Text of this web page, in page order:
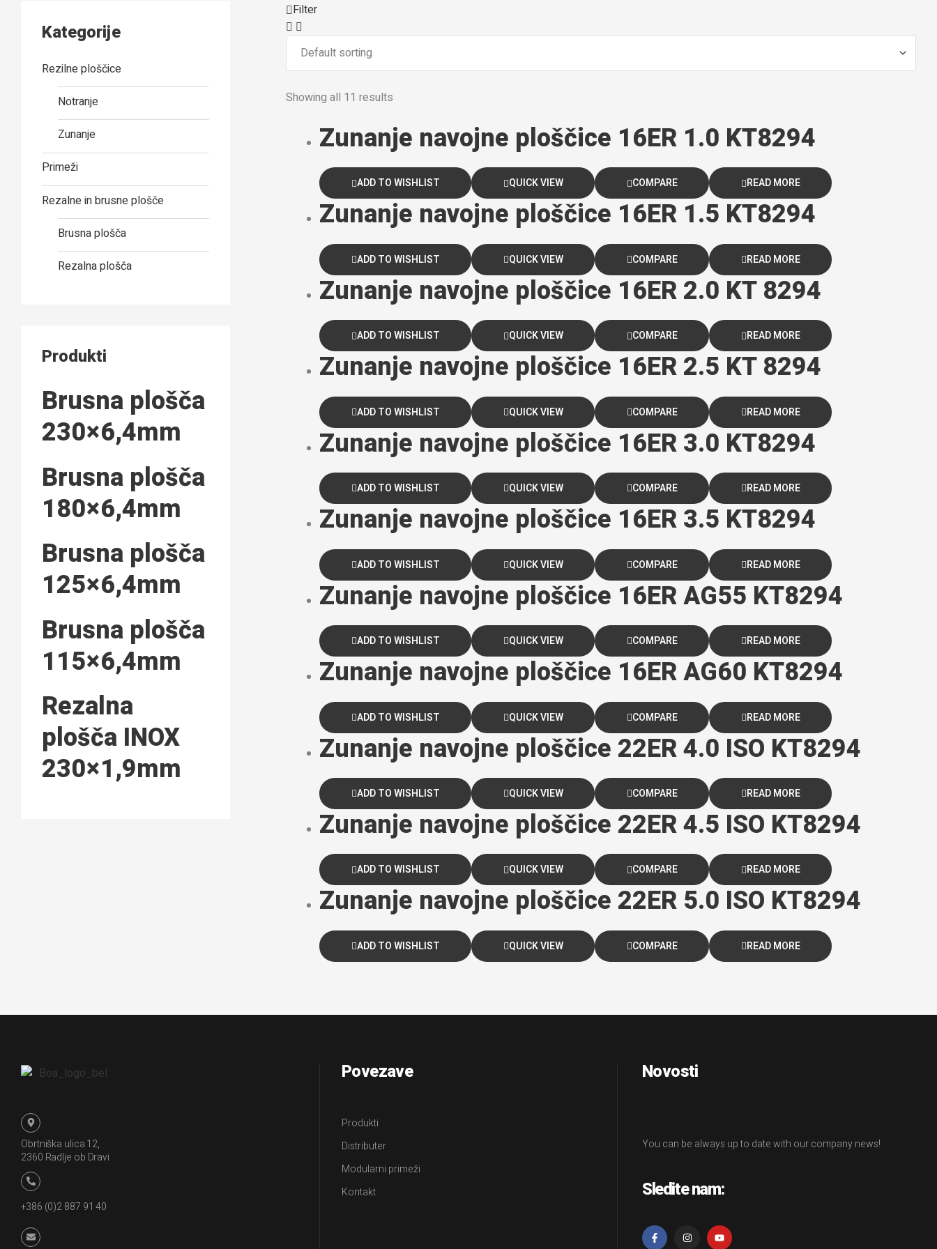
Filter
Showing all 11 results
Zunanje navojne ploščice 16ER 1.0 KT8294
ADD TO WISHLIST QUICK VIEW COMPARE READ MORE
Zunanje navojne ploščice 16ER 1.5 KT8294
ADD TO WISHLIST QUICK VIEW COMPARE READ MORE
Zunanje navojne ploščice 16ER 2.0 KT 8294
ADD TO WISHLIST QUICK VIEW COMPARE READ MORE
Zunanje navojne ploščice 16ER 2.5 KT 8294
ADD TO WISHLIST QUICK VIEW COMPARE READ MORE
Zunanje navojne ploščice 16ER 3.0 KT8294
ADD TO WISHLIST QUICK VIEW COMPARE READ MORE
Zunanje navojne ploščice 16ER 3.5 KT8294
ADD TO WISHLIST QUICK VIEW COMPARE READ MORE
Zunanje navojne ploščice 16ER AG55 KT8294
ADD TO WISHLIST QUICK VIEW COMPARE READ MORE
Zunanje navojne ploščice 16ER AG60 KT8294
ADD TO WISHLIST QUICK VIEW COMPARE READ MORE
Zunanje navojne ploščice 22ER 4.0 ISO KT8294
ADD TO WISHLIST QUICK VIEW COMPARE READ MORE
Zunanje navojne ploščice 22ER 4.5 ISO KT8294
ADD TO WISHLIST QUICK VIEW COMPARE READ MORE
Zunanje navojne ploščice 22ER 5.0 ISO KT8294
ADD TO WISHLIST QUICK VIEW COMPARE READ MORE
Kategorije
Rezilne ploščice
Notranje
Zunanje
Primeži
Rezalne in brusne plošče
Brusna plošča
Rezalna plošča
Produkti
Brusna plošča
230×6,4mm
Brusna plošča
180×6,4mm
Brusna plošča
125×6,4mm
Brusna plošča
115×6,4mm
Rezalna
plošča INOX
230×1,9mm
Obrtniška ulica 12,
2360 Radlje ob Dravi
+386 (0)2 887 91 40
Povezave
Produkti
Distributer
Modularni primeži
Kontakt
Novosti
You can be always up to date with our company news!
Sledite nam: